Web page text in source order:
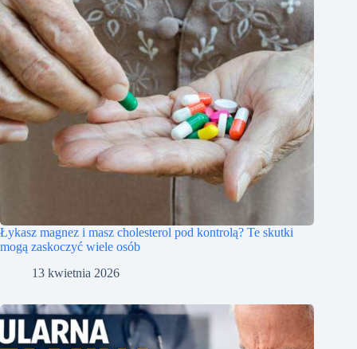
Łykasz magnez i masz cholesterol pod kontrolą? Te skutki
mogą zaskoczyć wiele osób
13 kwietnia 2026